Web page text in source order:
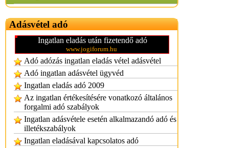
Adásvétel adó
Ingatlan eladás után fizetendő adó
www.jogiforum.hu
Adó adózás ingatlan eladás vétel adásvétel
Adó ingatlan adásvétel ügyvéd
Ingatlan eladás adó 2009
Az ingatlan értékesítésére vonatkozó általános
forgalmi adó szabályok
Ingatlan adásvétele esetén alkalmazandó adó és
illetékszabályok
Ingatlan eladásával kapcsolatos adó